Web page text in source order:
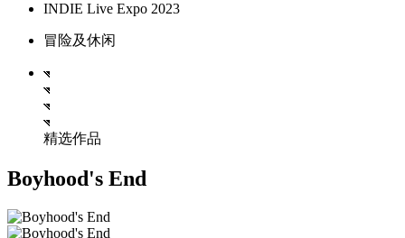
INDIE Live Expo 2023
冒险及休闲
精选作品
Boyhood's End